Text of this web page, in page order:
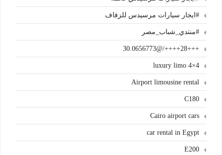
#ايجار سيارات مرسيدس للزفاف
#منتدي_شباب_مصر
+++28++++/@30.0656773
4×4 luxury limo
Airport limousine rental
C180
Cairo airport cars
car rental in Egypt
E200